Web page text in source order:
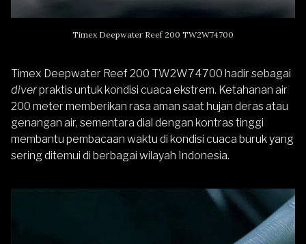
Timex Deepwater Reef 200 TW2W74700
Timex Deepwater Reef 200 TW2W74700 hadir sebagai
diverpraktis untuk kondisi cuaca ekstrem. Ketahanan air
200 meter memberikan rasa aman saat hujan deras atau
genangan air, sementara dial dengan kontras tinggi
membantu pembacaan waktu di kondisi cuaca buruk yang
sering ditemui di berbagai wilayah Indonesia.